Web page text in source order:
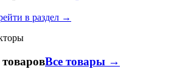
в раздел →
товаровВсе товары →